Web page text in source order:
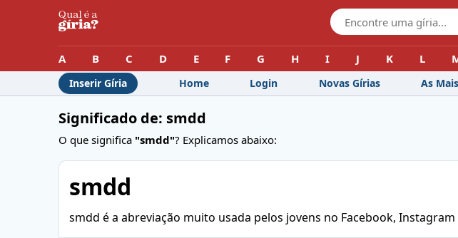
A B C D E F G H I J K L
Inserir Gíria Home Login Novas Gírias As
Significado de: smdd
O que significa "smdd"? Explicamos abaixo:
smdd
smdd é a abreviação muito usada pelos jovens no Facebook,